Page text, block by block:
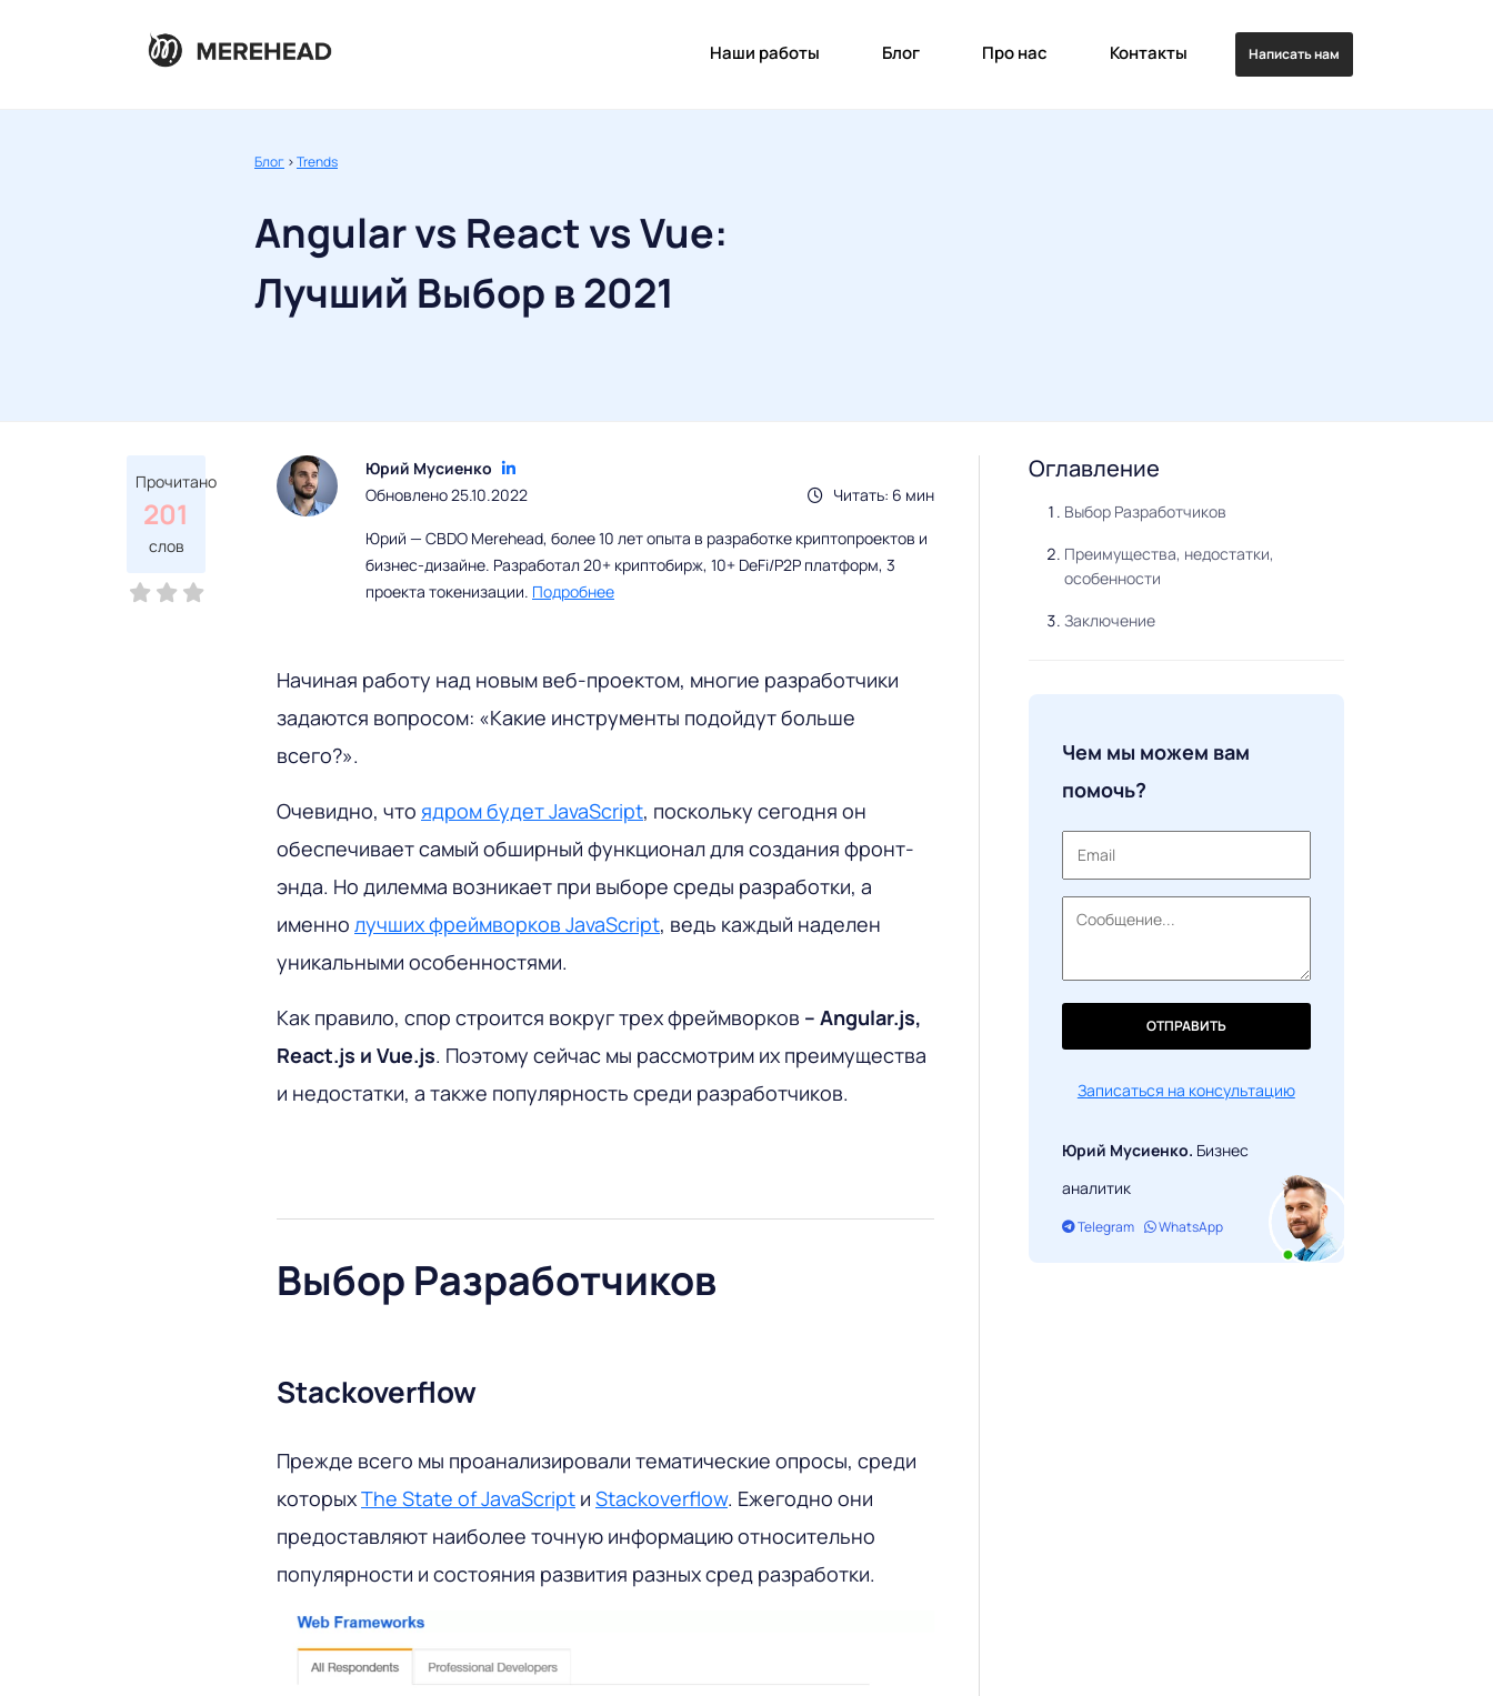
Наши работы Блог Про нас Контакты Написать нам
Блог >Trends
Angular vs React vs Vue:
Лучший Выбор в 2021
Прочитано
201
слов
Юрий Мусиенко
Читать: 6 мин
Обновлено 25.10.2022
Юрий — CBDO Merehead, более 10 лет опыта в разработке криптопроектов и
бизнес-дизайне. Разработал 20+ криптобирж, 10+ DeFi/P2P платформ, 3
проекта токенизации. Подробнее
Начиная работу над новым веб-проектом, многие разработчики
задаются вопросом: «Какие инструменты подойдут больше
всего?».
Очевидно, что ядром будет JavaScript, поскольку сегодня он
обеспечивает самый обширный функционал для создания фронт-
энда. Но дилемма возникает при выборе среды разработки, а
именно лучших фреймворков JavaScript, ведь каждый наделен
уникальными особенностями.
Как правило, спор строится вокруг трех фреймворков – Angular.js,
React.js и Vue.js. Поэтому сейчас мы рассмотрим их преимущества
и недостатки, а также популярность среди разработчиков.
Выбор Разработчиков
Stackoverflow
Прежде всего мы проанализировали тематические опросы, среди
которыхThe State of JavaScript и Stackoverflow. Ежегодно они
предоставляют наиболее точную информацию относительно
популярности и состояния развития разных сред разработки.
Оглавление
Выбор Разработчиков
Преимущества, недостатки,
особенности
Заключение
Чем мы можем вам
помочь?
ОТПРАВИТЬ
Записаться на консультацию
Юрий Мусиенко. Бизнес
аналитик
Telegram WhatsApp